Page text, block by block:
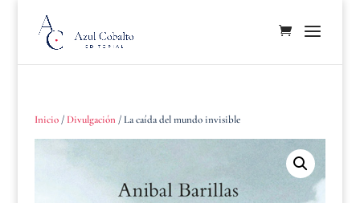
Inicio/ Divulgación / La caída del mundo invisible